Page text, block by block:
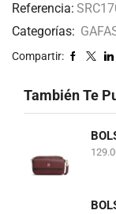
Referencia:
Categorías:
Compartir:
También Te